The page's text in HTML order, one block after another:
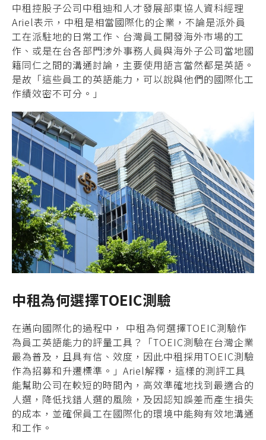
中租控股子公司中租迪和人才發展部東協人資科經理
Ariel表示，中租是相當國際化的企業，不論是派外員
工在派駐地的日常工作、台灣員工開發海外市場的工
作、或是在台各部門涉外事務人員與海外子公司當地國
籍同仁之間的溝通討論，主要使用語言當然都是英語。
是故「這些員工的英語能力，可以說與他們的國際化工
作績效密不可分。」
中租為何選擇TOEIC測驗
在邁向國際化的過程中， 中租為何選擇TOEIC測驗作
為員工英語能力的評量工具？「TOEIC測驗在台灣企業
最為普及，且具有信、效度，因此中租採用TOEIC測驗
作為招募和升遷標準。」Ariel解釋，這樣的測評工具
能幫助公司在較短的時間內，高效準確地找到最適合的
人選，降低找錯人選的風險，及因認知誤差而產生損失
的成本，並確保員工在國際化的環境中能夠有效地溝通
和工作。